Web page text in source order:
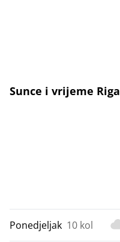
Sunce i vrijeme Riga
Ponedjeljak 10 kol